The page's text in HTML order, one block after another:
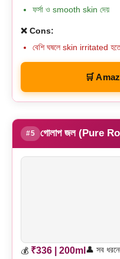
ফর্সা ও smooth skin দেয়
❌ Cons:
বেশি ঘষলে skin irritated হতে
🛒
#5 গোলাপ জল (Pure
💰 ₹336 | 200ml 👤 সব